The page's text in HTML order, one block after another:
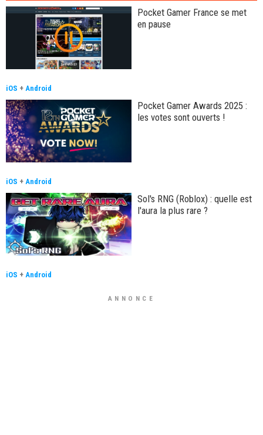
Pocket Gamer France se met
en pause
iOS + Android
Pocket Gamer Awards 2025 :
les votes sont ouverts !
iOS + Android
Sol's RNG (Roblox) : quelle est
l'aura la plus rare ?
iOS + Android
ANNONCE